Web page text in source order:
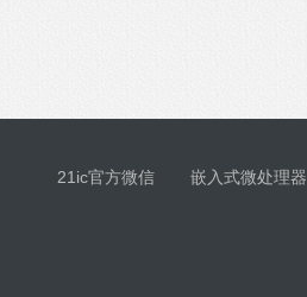
21ic官方微信 嵌入式微处理器